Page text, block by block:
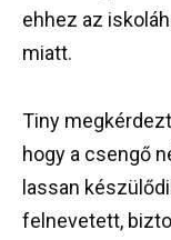
ehhez az
miatt.
Tiny
hogy a csengő
lassan
felnevetett,